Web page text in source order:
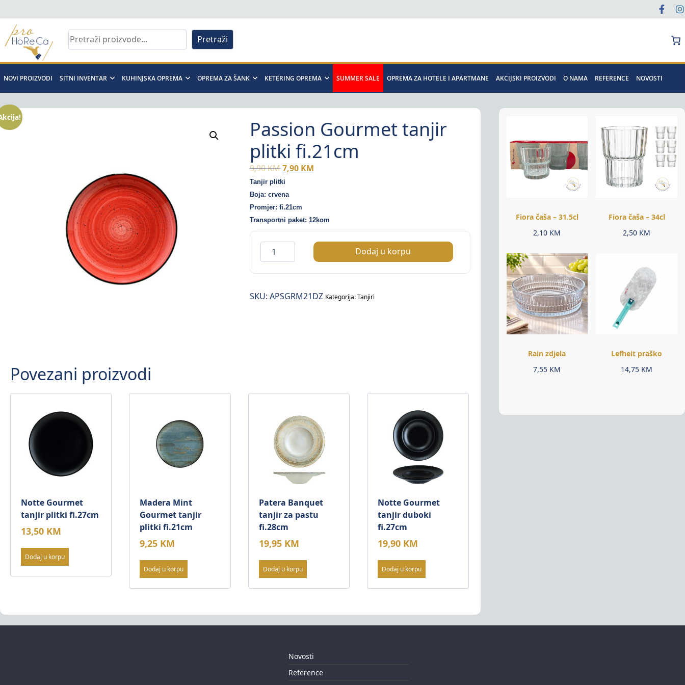
to
content
Pro
Horeca
d.o.o
Pro
Pretraži
NOVI PROIZVODI SITNI INVENTAR KUHINJSKA OPREMA OPREMA ZA ŠANK KETERING OPREMA SUMMER SALE OPREMA ZA HOTELE I APARTMANE AKCIJSKI PROIZVODI O NAMA REFERENCE NOVOSTI
Passion Gourmet tanjir
plitki fi.21cm
9,90KMOriginal
price
was:
9,90 KM.
7,90 KMCurrent
Tanjir plitki
Boja: crvena
Promjer: fi.21cm
Transportni paket: 12kom
Passion
Gourmet
tanjir
fi.21cm
Dodaj u korpu
SKU: APSGRM21DZ Kategorija:Tanjiri
Povezani proizvodi
Notte Gourmet
tanjir plitki fi.27cm
13,50 KM
Dodaj u korpu
Madera Mint
Gourmet tanjir
plitki fi.21cm
9,25 KM
Dodaj u korpu
Patera Banquet
tanjir za pastu
fi.28cm
19,95 KM
Dodaj u korpu
Notte Gourmet
tanjir duboki
fi.27cm
19,90 KM
Dodaj u korpu
Fiora čaša – 31.5cl
2,10 KM
Fiora čaša – 34cl
2,50 KM
Rain zdjela
7,55 KM
Lefheit praško
14,75 KM
Novosti
Reference